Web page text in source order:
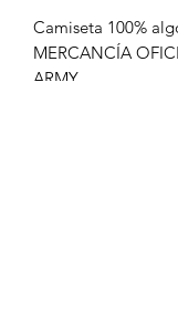
Camiseta 100%
MERCANCÍA
ARMY